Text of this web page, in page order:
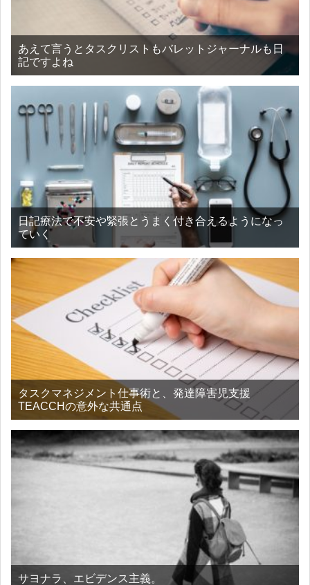
あえて言うとタスクリストもバレットジャーナルも日
記ですよね
日記療法で不安や緊張とうまく付き合えるようになっ
ていく
タスクマネジメント仕事術と、発達障害児支援
TEACCHの意外な共通点
サヨナラ、エビデンス主義。